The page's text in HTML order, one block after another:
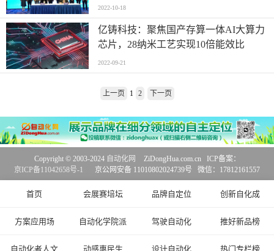
2022-10-18
亿铸科技：聚焦国产存算一体AI大算力
芯片，28纳米工艺实现10倍能效比
2022-09-21
上一页 1 2 下一页
首页 会展赛培坛 品牌自定位 创新自化成
方案应用场 自动化学院派 驾驶自动化 推好新品榜
自动化者人文 动感惠民生 设计自动化 热门专栏榜
Copyright © 2003-2024 自动化网
ZiDongHua.com.cn ICP备案：
京ICP备11042658号-1
京公网安备 11010802024739号 微信：17812161557